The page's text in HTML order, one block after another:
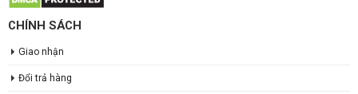
CHÍNH SÁCH
Giao nhận
Đổi trả hàng